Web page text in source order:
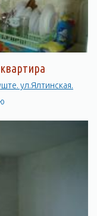
в г. Алуште. ул.Ялтинская.